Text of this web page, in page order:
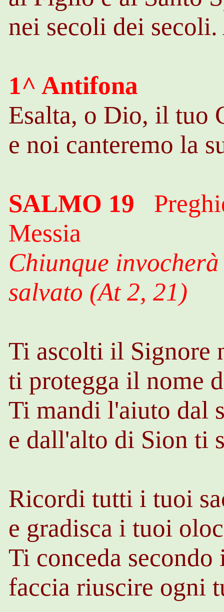
nei secoli dei
1^ Antifona
Esalta, o Dio, il tuo
e noi canteremo la
SALMO 19
Messia
Chiunque
salvato (At 2, 21)
Ti ascolti il Signore
ti protegga il nome
Ti mandi l'aiuto dal
e dall'alto di Sion ti
Ricordi tutti i tuoi
e gradisca i tuoi
Ti conceda
faccia riuscire ogni